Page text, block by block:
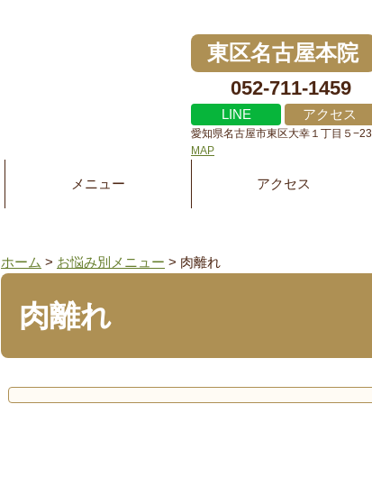
東区名古屋本院
052-711-1459
LINE アクセス
愛知県名古屋市東区大幸１丁目５−23
MAP
メニュー アクセス
ホーム > お悩み別メニュー > 肉離れ
肉離れ